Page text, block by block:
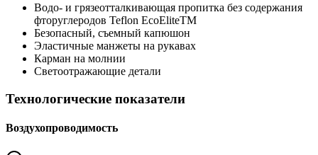
Водо- и грязеотталкивающая пропитка без содержания
фторуглеродов Teflon EcoEliteTM
Безопасный, съемный капюшон
Эластичные манжеты на рукавах
Карман на молнии
Светоотражающие детали
Технологические показатели
Воздухопроводимость